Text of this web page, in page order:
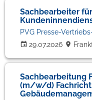
Sachbearbeiter
29.07.2026
PVG Presse-
Sachbearbeitung
(m/w/d)